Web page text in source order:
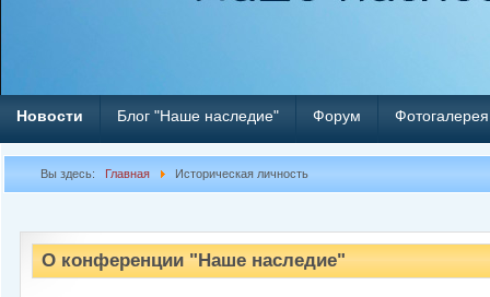
Новости Блог "Наше наследие" Форум Фотогалерея
Вы здесь: Главная Историческая личность
О конференции "Наше наследие"